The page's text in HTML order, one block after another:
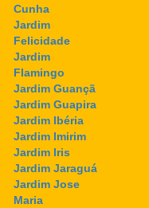
Cunha
Jardim
Felicidade
Jardim
Flamingo
Jardim Guançã
Jardim Guapira
Jardim Ibéria
Jardim Imirim
Jardim Iris
Jardim Jaraguá
Jardim Jose
Maria